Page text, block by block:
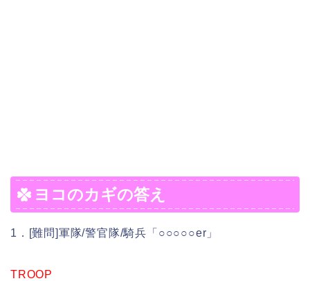
ヨコのカギの答え
1．[難問]軍隊/警官隊/騎兵「○○○○○er」
TROOP